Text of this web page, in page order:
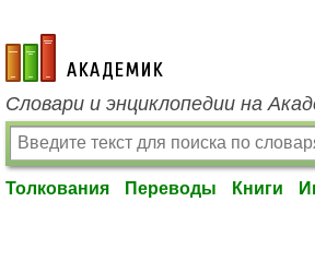
academic.ru
Словари и энциклопедии на
Толкования Переводы Книги